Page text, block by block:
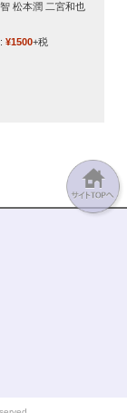
松本潤 二宮和也
¥1500+税